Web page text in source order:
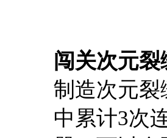
闯关次元
制造次元
中累计3次